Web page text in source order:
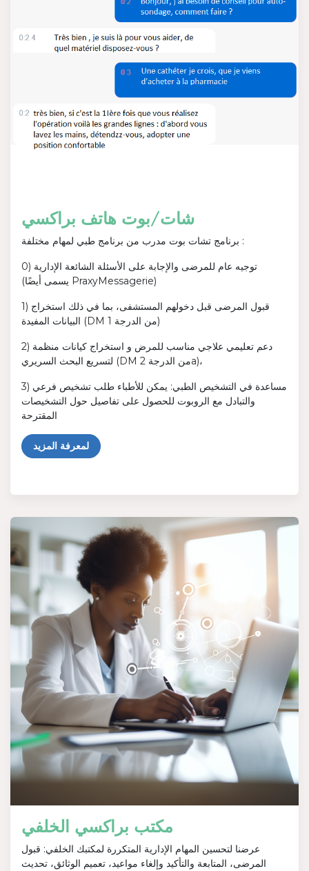
شات/بوت هاتف براكسي
برنامج تشات بوت مدرب من برنامج طبي لمهام مختلفة :
0) توجيه عام للمرضى والإجابة على الأسئلة الشائعة الإدارية
(يسمى أيضًا PraxyMessagerie)
1) قبول المرضى قبل دخولهم المستشفى، بما في ذلك استخراج
البيانات المفيدة (DM من الدرجة 1)
2) دعم تعليمي علاجي مناسب للمرض و استخراج كيانات منظمة
لتسريع البحث السريري (DM من الدرجة 2a)،
3) مساعدة في التشخيص الطبي: يمكن للأطباء طلب تشخيص فرعي
والتبادل مع الروبوت للحصول على تفاصيل حول التشخيصات
المقترحة
لمعرفة المزيد
مكتب براكسي الخلفي
عرضنا لتحسين المهام الإدارية المتكررة لمكتبك الخلفي: قبول
المرضى، المتابعة والتأكيد وإلغاء مواعيد، تعميم الوثائق، تحديث